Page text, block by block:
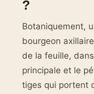
?
Botaniquement,
bourgeon
de la feuille,
principale et le
tiges qui portent